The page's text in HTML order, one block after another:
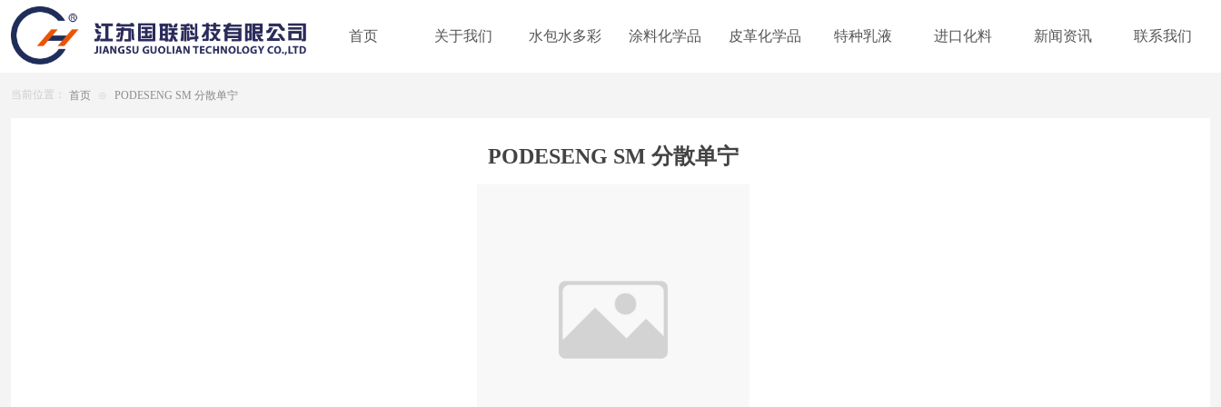
首页 ⊙ PODESENG SM 分散单宁
当前位置：
PODESENG SM 分散单宁
首页 关于我们 水包水多彩 涂料化学品 皮革化学品 特种乳液 进口化料 新闻资讯 联系我们